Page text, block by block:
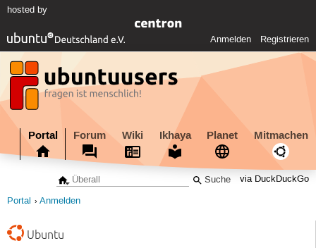
hosted by
Anmelden Registrieren
Portal Forum Wiki Ikhaya Planet Mitmachen
via DuckDuckGo
Portal Anmelden
Ubuntu